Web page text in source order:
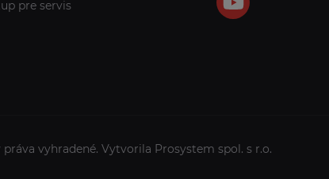
pre servis
vyhradené. Vytvorila Prosystem spol. s r.o.